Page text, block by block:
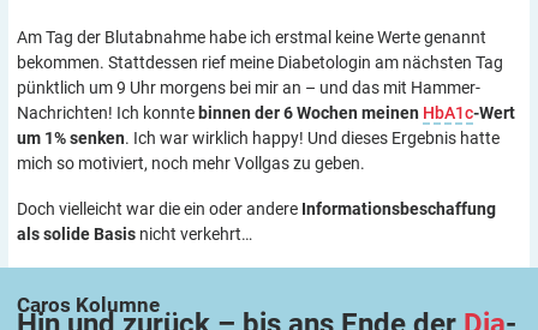
Am Tag der Blutabnahme habe ich erstmal keine Werte genannt
bekommen. Stattdessen rief meine Diabetologin am nächsten Tag
pünktlich um 9 Uhr morgens bei mir an – und das mit Hammer-
Nachrichten! Ich konnte binnen der 6 Wochen meinen HbA1c-Wert
um 1% senken. Ich war wirklich happy! Und dieses Ergebnis hatte
mich so motiviert, noch mehr Vollgas zu geben.
Doch vielleicht war die ein oder andere Informationsbeschaffung
als solide Basis nicht verkehrt…
Caros Kolumne